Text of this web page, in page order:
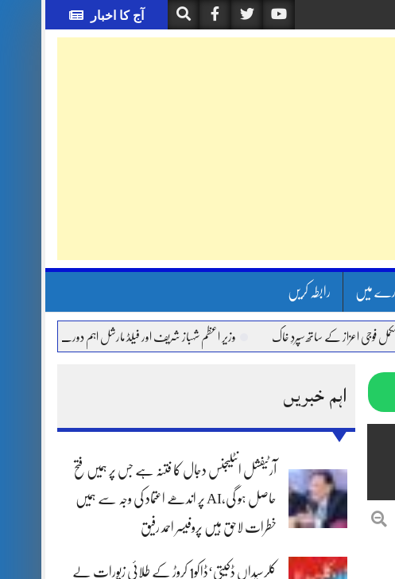
آج کا اخبار
میں رابطہ کریں
اعزاز کے ساتھ سپردِ خاک وزیر اعظم شہباز شریف اور فیلڈ مارشل اہم دورے پر سعودی عرب روانہ
اہم خبریں
آرٹیفشل انٹلیجنس دجال کا فتنہ ہے جس پر ہمیں فتح
حاصل ہو گی،AI پر اندھے اعتماد کی وجہ سے ہمیں
خطرات لاحق ہیں پروفیسر احمد رفیق
کلرسیداں ڈکیتی‘ڈاکو1 کروڑ کے طلائی زیورات لے